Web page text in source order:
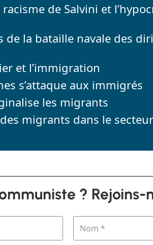
de Salvini et
de la bataille navale des
et l’immigration
s’attaque aux immigrés
les migrants
migrants dans le
? Rejoins-